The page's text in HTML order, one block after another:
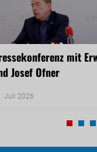
mit
Josef Ofner
Juli 2026